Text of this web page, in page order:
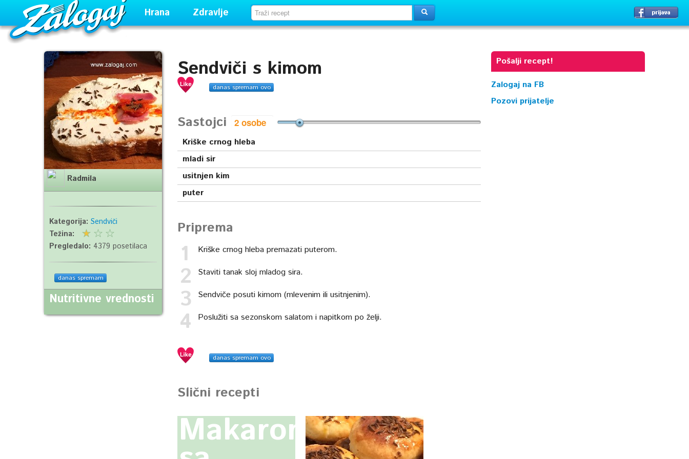
Hrana Zdravlje
Sendviči s kimom
danas spremam ovo
Sastojci
Kriške crnog hleba
mladi sir
usitnjen kim
puter
Priprema
Kriške crnog hleba premazati puterom.
Staviti tanak sloj mladog sira.
Sendviče posuti kimom (mlevenim ili usitnjenim).
Poslužiti sa sezonskom salatom i napitkom po želji.
danas spremam ovo
Slični recepti
Makarone
Radmila
Kategorija: Sendviči
Težina:
Pregledalo: 4379 posetilaca
danas spremam
Nutritivne vrednosti
Pošalji recept!
Zalogaj na FB
Pozovi prijatelje